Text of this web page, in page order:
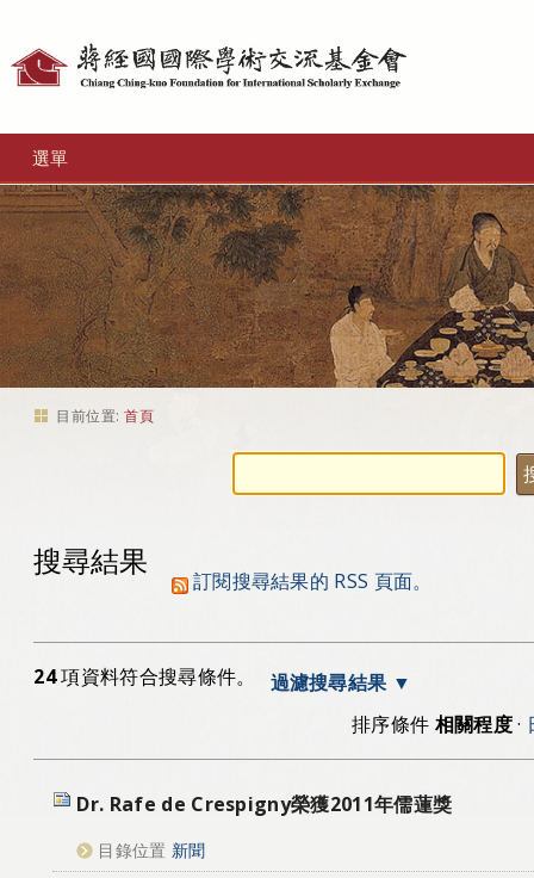
選單
目前位置: 首頁
搜尋結果
訂閱搜尋結果的 RSS 頁面。
24項資料符合搜尋條件。
過濾搜尋結果
排序條件 相關程度·
Dr. Rafe de Crespigny榮獲2011年儒蓮獎
目錄位置 新聞